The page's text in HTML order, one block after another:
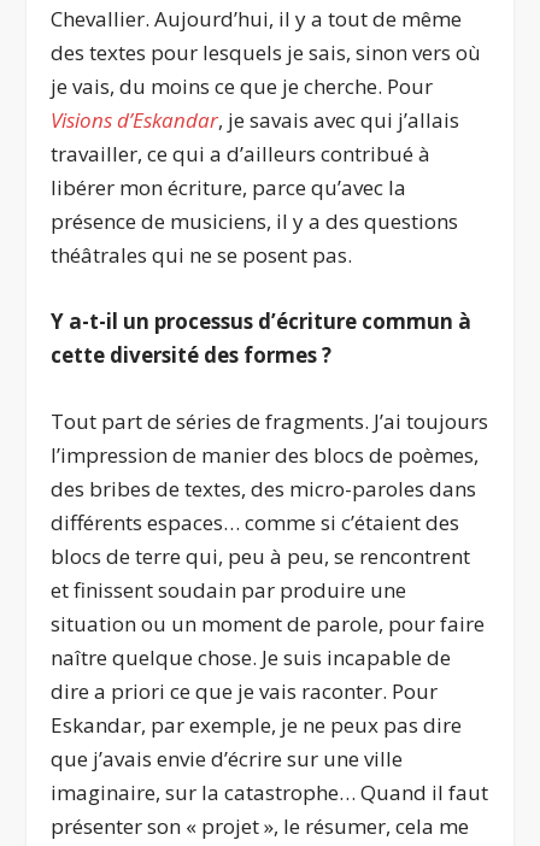
Chevallier. Aujourd’hui, il y a tout de même
des textes pour lesquels je sais, sinon vers où
je vais, du moins ce que je cherche. Pour
Visions d’Eskandar, je savais avec qui j’allais
travailler, ce qui a d’ailleurs contribué à
libérer mon écriture, parce qu’avec la
présence de musiciens, il y a des questions
théâtrales qui ne se posent pas.
Y a-t-il un processus d’écriture commun à
cette diversité des formes ?
Tout part de séries de fragments. J’ai toujours
l’impression de manier des blocs de poèmes,
des bribes de textes, des micro-paroles dans
différents espaces… comme si c’étaient des
blocs de terre qui, peu à peu, se rencontrent
et finissent soudain par produire une
situation ou un moment de parole, pour faire
naître quelque chose. Je suis incapable de
dire a priori ce que je vais raconter. Pour
Eskandar, par exemple, je ne peux pas dire
que j’avais envie d’écrire sur une ville
imaginaire, sur la catastrophe… Quand il faut
présenter son « projet », le résumer, cela me